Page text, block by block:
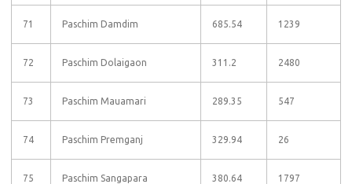
71 Paschim Damdim 685.54 1239
72 Paschim Dolaigaon 311.2 2480
73 Paschim Mauamari 289.35 547
74 Paschim Premganj 329.94 26
75 Paschim Sangapara 380.64 1797